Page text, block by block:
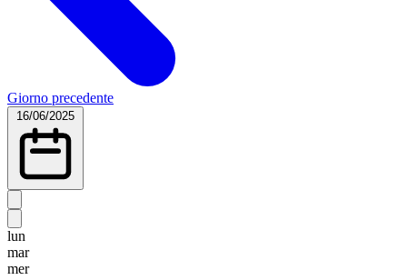
Giorno precedente
16/06/2025
lun
mar
mer